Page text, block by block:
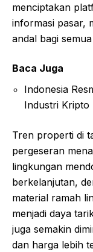
menciptakan
informasi pasar,
andal bagi
Baca Juga
Indonesia
Industri Kripto
Tren properti di
pergeseran
lingkungan
berkelanjutan,
material ramah
menjadi daya
juga semakin
dan harga lebih